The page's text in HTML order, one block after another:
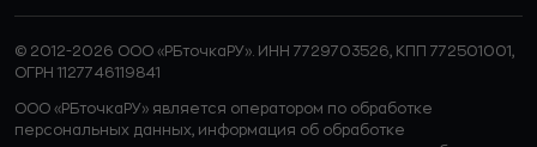
© 2012-2026 ООО «РБточкаРУ». ИНН 7729703526, КПП 772501001,
ОГРН 1127746119841
ООО «РБточкаРУ» является оператором по обработке
персональных данных, информация об обработке